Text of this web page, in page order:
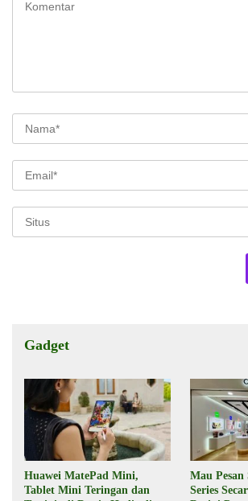
Gadget
Huawei MatePad Mini,
Tablet Mini Teringan dan
Mau Pesan
Series